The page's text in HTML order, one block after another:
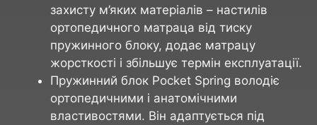
захисту м’яких матеріалів – настилів
ортопедичного матраца від тиску
пружинного блоку, додає матрацу
жорсткості і збільшує термін експлуатації.
Пружинний блок Pocket Spring володіє
ортопедичними і анатомічними
властивостями. Він адаптується під